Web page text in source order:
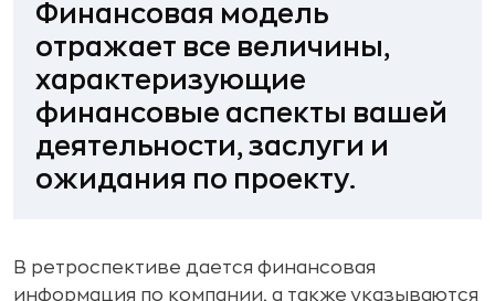
Финансовая модель
отражает все величины,
характеризующие
финансовые аспекты вашей
деятельности, заслуги и
ожидания по проекту.
В ретроспективе дается финансовая
информация по компании, а также указываются